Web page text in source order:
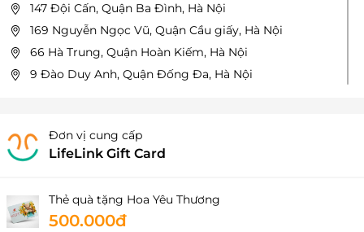
147 Đội Cấn, Quận Ba Đình, Hà Nội
169 Nguyễn Ngọc Vũ, Quận Cầu giấy, Hà Nội
66 Hà Trung, Quận Hoàn Kiếm, Hà Nội
9 Đào Duy Anh, Quận Đống Đa, Hà Nội
34 Nguyễn Hữu Huân, Quận Hoàn Kiếm, Hà Nội
Ô 101A, Tầng 1, Tòa nhà Mipec Tower, Số 229 Tây Sơn,
12 Hàng Dầu, Quận Hoàn Kiếm, Hà Nội
Tầng 1-2-3, B10 PANDORA, Số 53 Triều Khúc, Phường
Đơn vị cung cấp
LifeLink Gift Card
Thẻ quà tặng Hoa Yêu Thương
500.000đ